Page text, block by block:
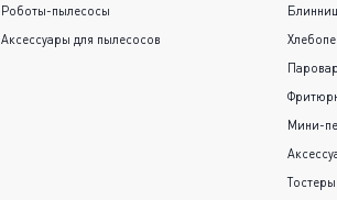
Роботы-пылесосы
Аксессуары для пылесосов
Мини-
Тостеры